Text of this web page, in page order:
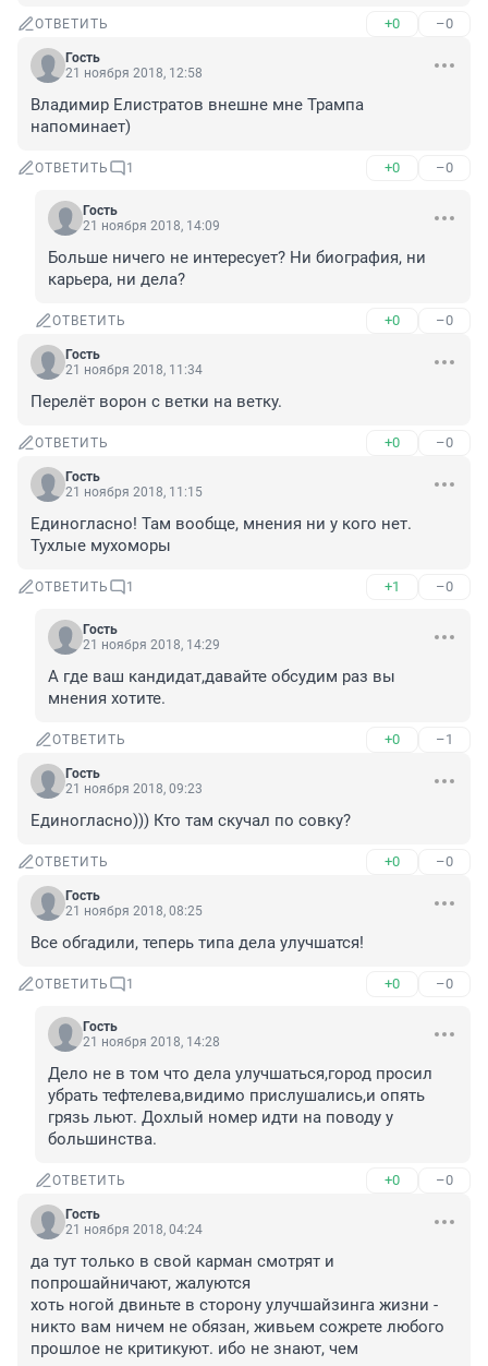
ОТВЕТИТЬ +0 –0
Гость
21 ноября 2018, 12:58
Владимир Елистратов внешне мне Трампа
напоминает)
ОТВЕТИТЬ 1 +0 –0
Гость
21 ноября 2018, 14:09
Больше ничего не интересует? Ни биография, ни
карьера, ни дела?
ОТВЕТИТЬ +0 –0
Гость
21 ноября 2018, 11:34
Перелёт ворон с ветки на ветку.
ОТВЕТИТЬ +0 –0
Гость
21 ноября 2018, 11:15
Единогласно! Там вообще, мнения ни у кого нет.
Тухлые мухоморы
ОТВЕТИТЬ 1 +1 –0
Гость
21 ноября 2018, 14:29
А где ваш кандидат,давайте обсудим раз вы
мнения хотите.
ОТВЕТИТЬ +0 –1
Гость
21 ноября 2018, 09:23
Единогласно))) Кто там скучал по совку?
ОТВЕТИТЬ +0 –0
Гость
21 ноября 2018, 08:25
Все обгадили, теперь типа дела улучшатся!
ОТВЕТИТЬ 1 +0 –0
Гость
21 ноября 2018, 14:28
Дело не в том что дела улучшаться,город просил
убрать тефтелева,видимо прислушались,и опять
грязь льют. Дохлый номер идти на поводу у
большинства.
ОТВЕТИТЬ +0 –0
Гость
21 ноября 2018, 04:24
да тут только в свой карман смотрят и
попрошайничают, жалуются
хоть ногой двиньте в сторону улучшайзинга жизни -
никто вам ничем не обязан, живьем сожрете любого
прошлое не критикуют. ибо не знают, чем